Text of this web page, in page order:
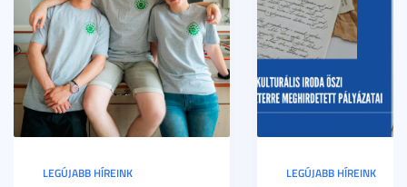
LEGÚJABB HÍREINK LEGÚJABB HÍREINK